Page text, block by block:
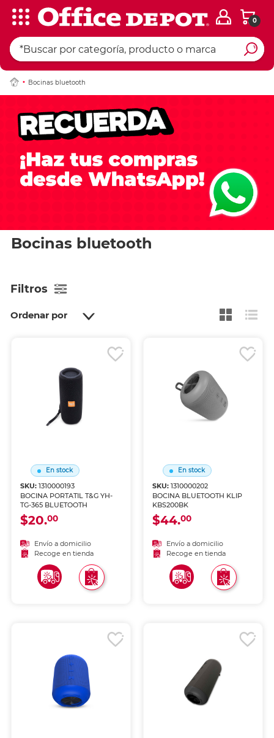
0
Bocinas bluetooth
Bocinas bluetooth
Filtros
Ordenar por
En stock
SKU:1310000193
BOCINA PORTATIL T&G YH-
TG-365 BLUETOOTH
$20.00
Envío a domicilio
Recoge en tienda
En stock
SKU: 1310000202
BOCINA BLUETOOTH KLIP
KBS200BK
$44.00
Envío a domicilio
Recoge en tienda